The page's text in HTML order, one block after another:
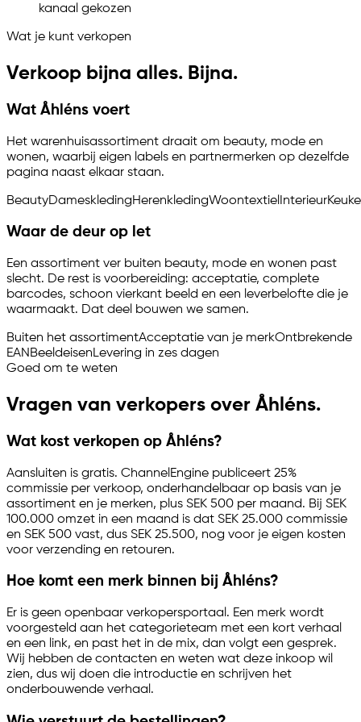
kanaal gekozen
Wat je kunt verkopen
Verkoop bijna alles. Bijna.
Wat Åhléns voert
Het warenhuisassortiment draait om beauty, mode en
wonen, waarbij eigen labels en partnermerken op dezelfde
pagina naast elkaar staan.
BeautyDameskledingHerenkledingWoontextiel Interieur
Waar de deur op let
Een assortiment ver buiten beauty, mode en wonen past
slecht. De rest is voorbereiding: acceptatie, complete
barcodes, schoon vierkant beeld en een leverbelofte die je
waarmaakt. Dat deel bouwen we samen.
Buiten het assortimentAcceptatie van je merkOntbrekende
EAN BeeldeisenLevering in zes dagen
Goed om te weten
Vragen van verkopers over Åhléns.
Wat kost verkopen op Åhléns?
Aansluiten is gratis. ChannelEngine publiceert 25%
commissie per verkoop, onderhandelbaar op basis van je
assortiment en je merken, plus SEK 500 per maand. Bij SEK
100.000 omzet in een maand is dat SEK 25.000 commissie
en SEK 500 vast, dus SEK 25.500, nog voor je eigen kosten
voor verzending en retouren.
Hoe komt een merk binnen bij Åhléns?
Er is geen openbaar verkopersportaal. Een merk wordt
voorgesteld aan het categorieteam met een kort verhaal
en een link, en past het in de mix, dan volgt een gesprek.
Wij hebben de contacten en weten wat deze inkoop wil
zien, dus wij doen die introductie en schrijven het
onderbouwende verhaal.